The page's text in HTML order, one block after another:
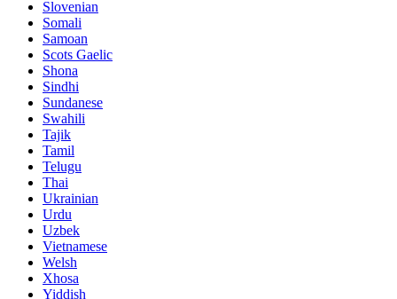
Slovenian
Somali
Samoan
Scots Gaelic
Shona
Sindhi
Sundanese
Swahili
Tajik
Tamil
Telugu
Thai
Ukrainian
Urdu
Uzbek
Vietnamese
Welsh
Xhosa
Yiddish